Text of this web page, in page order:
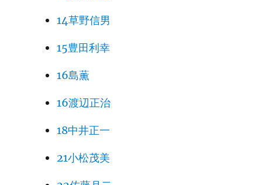
14草野信男
15豊田利幸
16島薫
16渡辺正治
18中井正一
21小松茂美